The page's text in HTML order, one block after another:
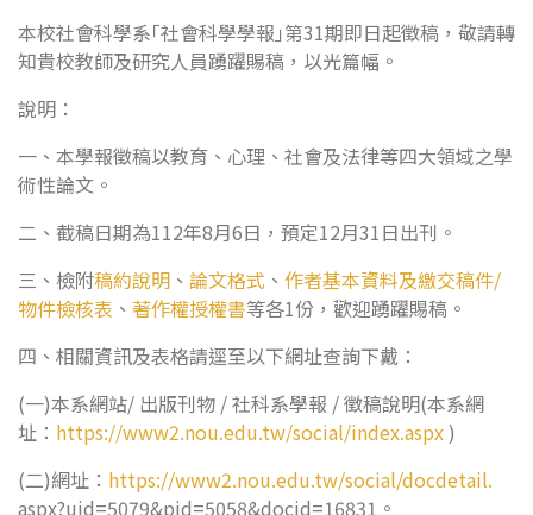
本校社會科學系｢社會科學學報｣第31期即日起徵稿，敬請轉
知貴校教師及研究人員踴躍賜稿，以光篇幅。
說明：
一、本學報徵稿以教育、心理、社會及法律等四大領域之學
術性論文。
二、截稿日期為112年8月6日，預定12月31日出刊。
三、檢附稿約說明 、 論文格式 、 作者基本資料及繳交稿件/
物件檢核表 、 著作權授權書等各1份，歡迎踴躍賜稿。
四、相關資訊及表格請逕至以下網址查詢下戴：
(一)本系網站/ 出版刊物 / 社科系學報 / 徵稿說明(本系網
址： https://www2.nou.edu.tw/social/index.aspx)
(二)網址： https://www2.nou.edu.tw/social/docdetail.
aspx?uid=5079&pid=5058&docid=16831。